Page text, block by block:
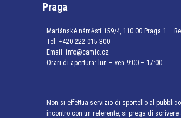
Praga
Mariánské náměstí 159/4, 110 00 Praga 1 –
Tel: +420 222 015 300
Email: info@camic.cz
Orari di apertura: lun – ven 9:00 – 17:00
Non si effettua servizio di sportello al
incontro con un referente, si prega di scrivere